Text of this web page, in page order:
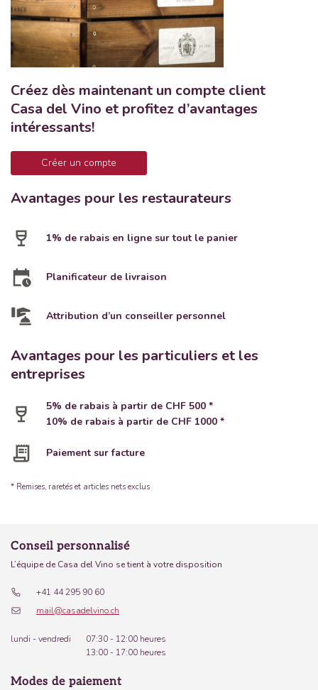
Créez dès maintenant un compte client
Casa del Vino et profitez d’avantages
intéressants!
Créer un compte
Avantages pour les restaurateurs
1% de rabais en ligne sur tout le panier
Planificateur de livraison
Attribution d’un conseiller personnel
Avantages pour les particuliers et les
entreprises
5% de rabais à partir de CHF 500 *
10% de rabais à partir de CHF 1000 *
Paiement sur facture
* Remises, raretés et articles nets exclus
Conseil personnalisé
L’équipe de Casa del Vino se tient à votre disposition
+41 44 295 90 60
mail@casadelvino.ch
lundi - vendredi
07:30 - 12:00 heures
13:00 - 17:00 heures
Modes de paiement